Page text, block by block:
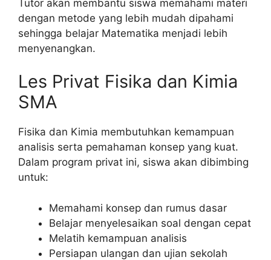
Tutor akan membantu siswa memahami materi
dengan metode yang lebih mudah dipahami
sehingga belajar Matematika menjadi lebih
menyenangkan.
Les Privat Fisika dan Kimia
SMA
Fisika dan Kimia membutuhkan kemampuan
analisis serta pemahaman konsep yang kuat.
Dalam program privat ini, siswa akan dibimbing
untuk:
Memahami konsep dan rumus dasar
Belajar menyelesaikan soal dengan cepat
Melatih kemampuan analisis
Persiapan ulangan dan ujian sekolah